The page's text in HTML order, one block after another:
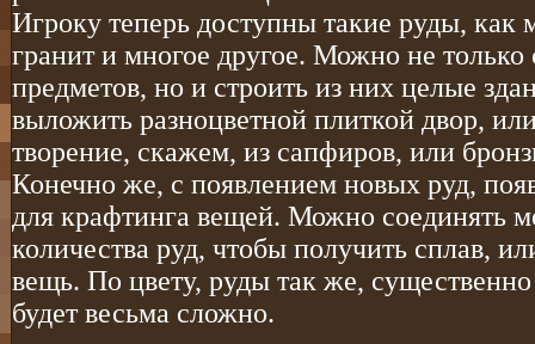
Игроку теперь доступны такие руды, как
гранит и многое другое. Можно не только
предметов, но и строить из них целые
выложить разноцветной плиткой двор,
творение, скажем, из сапфиров, или
Конечно же, с появлением новых руд,
для крафтинга вещей. Можно соединять
количества руд, чтобы получить сплав,
вещь. По цвету, руды так же,
будет весьма сложно.